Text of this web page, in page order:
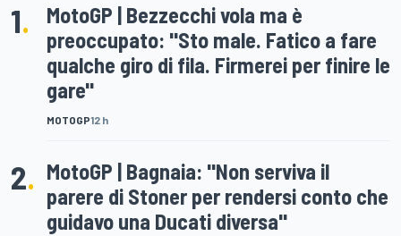
1.
MOTOGP12 h
MotoGP | Bezzecchi vola ma è
preoccupato: "Sto male. Fatico a fare
qualche giro di fila. Firmerei per finire le
gare"
2. MotoGP | Bagnaia: "Non serviva il
parere di Stoner per rendersi conto che
guidavo una Ducati diversa"